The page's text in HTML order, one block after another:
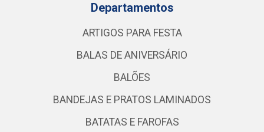
Departamentos
ARTIGOS PARA FESTA
BALAS DE ANIVERSÁRIO
BALÕES
BANDEJAS E PRATOS LAMINADOS
BATATAS E FAROFAS